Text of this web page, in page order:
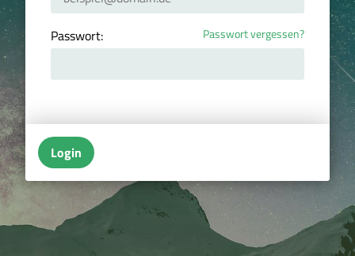
Passwort: Passwort vergessen?
Login